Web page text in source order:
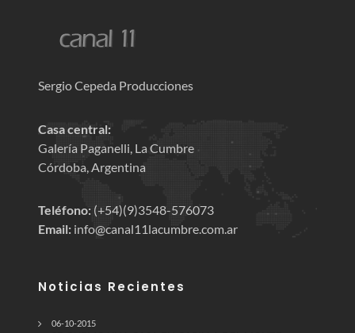
Sergio Cepeda Producciones
Casa central:
Galería Paganelli, La Cumbre
Córdoba, Argentina
Teléfono: (+54)(9)3548-576073
Email: info@canal11lacumbre.com.ar
Noticias Recientes
06-10-2015